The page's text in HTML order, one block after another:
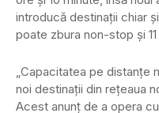
introducă destinații chiar
poate zbura non-stop și
„Capacitatea pe distanțe
noi destinații din rețeaua
Acest anunț de a opera